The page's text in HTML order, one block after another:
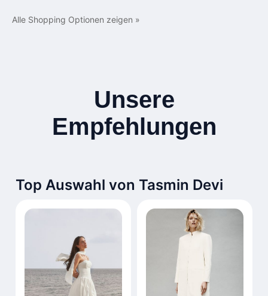
Alle Shopping Optionen zeigen »
Unsere
Empfehlungen
Top Auswahl von Tasmin Devi